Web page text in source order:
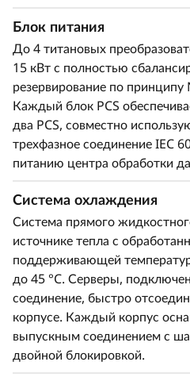
Блок питания
До 4 титановых
15 кВт с полностью
резервирование по принципу
Каждый блок PCS
два PCS, совместно
трехфазное соединение IEC
питанию центра обработки
Система охлаждения
Система прямого
источнике тепла с
поддерживающей
до 45 °C. Серверы,
соединение, быстро
корпусе. Каждый корпус
выпускным соединением с
двойной блокировкой.